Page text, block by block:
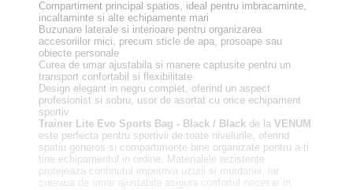
Compartiment principal spatios, ideal pentru imbracaminte,
incaltaminte si alte echipamente mari
Buzunare laterale si interioare pentru organizarea
accesoriilor mici, precum sticle de apa, prosoape sau
obiecte personale
Curea de umar ajustabila si manere captusite pentru un
transport confortabil si flexibilitate
Design elegant in negru complet, oferind un aspect
profesionist si sobru, usor de asortat cu orice echipament
sportiv
Trainer Lite Evo Sports Bag - Black / Black de laVENUM
este perfecta pentru sportivii de toate nivelurile, oferind
spatiu generos si compartimente bine organizate pentru a-ti
tine echipamentul in ordine. Materialele rezistente
protejeaza continutul impotriva uzurii si murdariei, iar
cureaua de umar ajustabila asigura confortul necesar in